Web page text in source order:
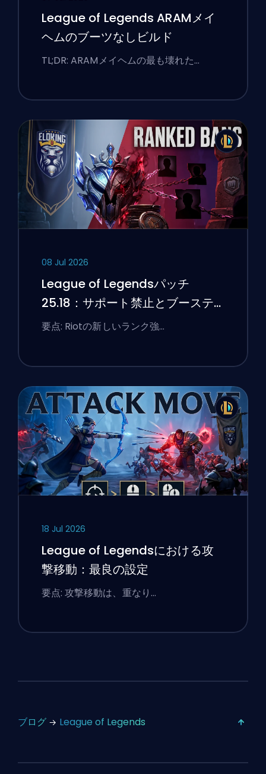
League of Legends ARAMメイ
ヘムのブーツなしビルド
TL;DR: ARAMメイヘムの最も壊れた…
08 Jul 2026
League of Legendsパッチ
25.18：サポート禁止とブーステ
ィングのフラグ
要点: Riotの新しいランク強…
18 Jul 2026
League of Legendsにおける攻
撃移動：最良の設定
要点: 攻撃移動は、重なり…
ブログ League of Legends